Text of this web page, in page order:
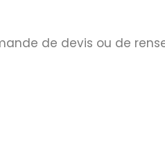
de devis ou de